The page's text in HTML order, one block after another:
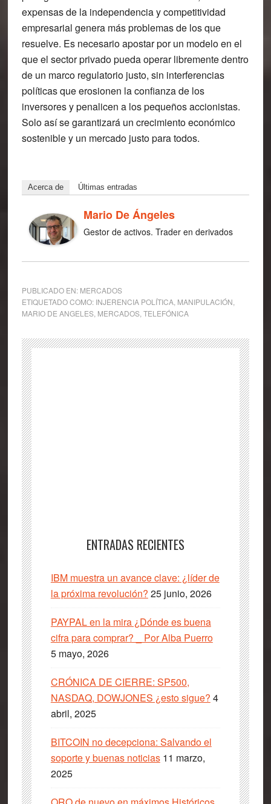
expensas de la independencia y competitividad
empresarial genera más problemas de los que
resuelve. Es necesario apostar por un modelo en el
que el sector privado pueda operar libremente dentro
de un marco regulatorio justo, sin interferencias
políticas que erosionen la confianza de los
inversores y penalicen a los pequeños accionistas.
Solo así se garantizará un crecimiento económico
sostenible y un mercado justo para todos.
Acerca de Últimas entradas
Mario De Ángeles
Gestor de activos. Trader en derivados
PUBLICADO EN: MERCADOS
ETIQUETADO COMO: INJERENCIA POLÍTICA, MANIPULACIÓN
MARIO DE ANGELES, MERCADOS, TELEFÓNICA
ENTRADAS RECIENTES
IBM muestra un avance clave: ¿líder de
la próxima revolución? 25 junio, 2026
PAYPAL en la mira ¿Dónde es buena
cifra para comprar? _ Por Alba Puerro
5 mayo, 2026
CRÓNICA DE CIERRE: SP500,
NASDAQ, DOWJONES ¿esto sigue? 4
abril, 2025
BITCOIN no decepciona: Salvando el
soporte y buenas noticias 11 marzo,
2025